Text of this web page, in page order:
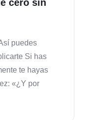
cero sin
puedes
Si has
te hayas
«¿Y por